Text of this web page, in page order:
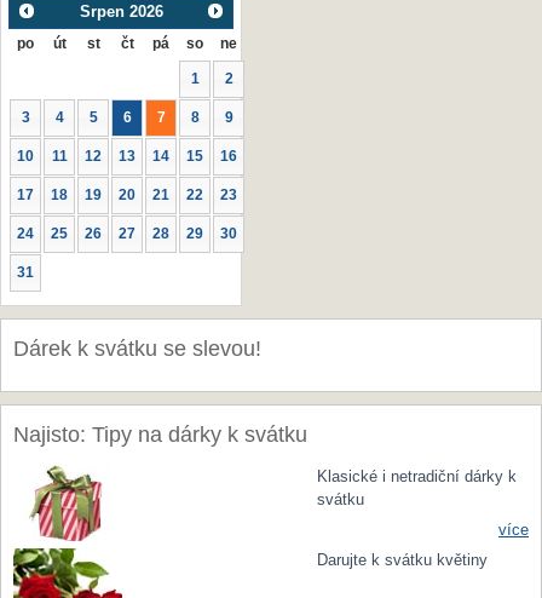
Srpen 2026
po út st čt pá so ne
1 2
3 4 5 6 7 8 9
10 11 12 13 14 15 16
17 18 19 20 21 22 23
24 25 26 27 28 29 30
31
Dárek k svátku se slevou!
Najisto: Tipy na dárky k svátku
Klasické i netradiční dárky k
svátku
více
Darujte k svátku květiny